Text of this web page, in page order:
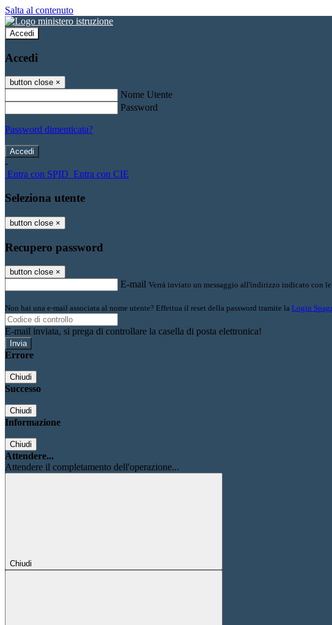
Salta al contenuto
Accedi
Accedi
button close ×
Nome Utente
Password
Password dimenticata?
-
Entra con SPID Entra con CIE
Seleziona utente
button close ×
Recupero password
button close ×
E-mail Verrà inviato un messaggio all'indirizzo indicato con
Non hai una e-mail associata al nome utente? Effettua il reset della password tramite la Login
E-mail inviata, si prega di controllare la casella di posta elettronica!
Errore
Chiudi
Successo
Chiudi
Informazione
Chiudi
Attendere...
Attendere il completamento dell'operazione...
Chiudi